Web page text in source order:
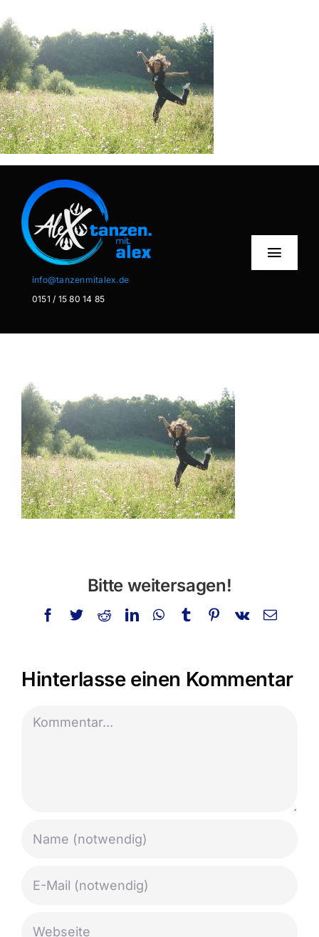
Inhalt
springen
info@tanzenmitalex.de
0151 / 15 80 14 85
Home
Privatstunden
Schminken
Info
Kontakt
Bitte weitersagen!
Facebook
TwitterRedditLinkedInWhatsApp
TumblrPinterest
Vk
E-
Hinterlasse einen Kommentar
Kommentar